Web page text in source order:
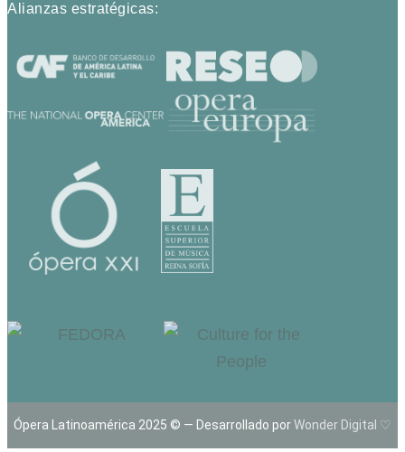
Alianzas estratégicas:
Ópera Latinoamérica 2025 © — Desarrollado porWonder Digital ♡